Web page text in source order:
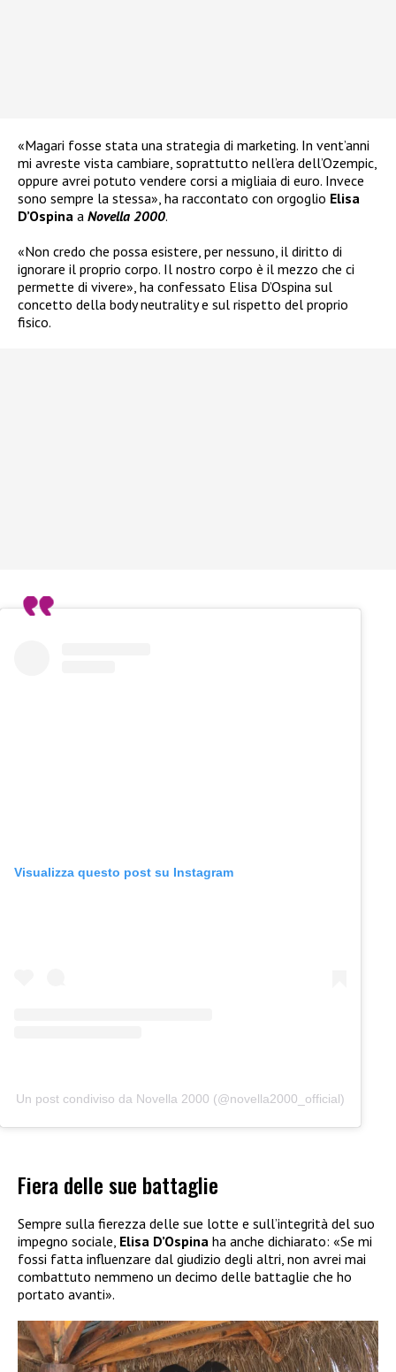
«Magari fosse stata una strategia di marketing. In vent’anni
mi avreste vista cambiare, soprattutto nell’era dell’Ozempic,
oppure avrei potuto vendere corsi a migliaia di euro. Invece
sono sempre la stessa», ha raccontato con orgoglio Elisa
D’Ospina a Novella 2000.
«Non credo che possa esistere, per nessuno, il diritto di
ignorare il proprio corpo. Il nostro corpo è il mezzo che ci
permette di vivere», ha confessato Elisa D’Ospina sul
concetto della body neutrality e sul rispetto del proprio
fisico.
Visualizza questo post su Instagram
Un post condiviso da Novella 2000 (@novella2000_official)
Fiera delle sue battaglie
Sempre sulla fierezza delle sue lotte e sull’integrità del suo
impegno sociale, Elisa D’Ospina ha anche dichiarato: «Se mi
fossi fatta influenzare dal giudizio degli altri, non avrei mai
combattuto nemmeno un decimo delle battaglie che ho
portato avanti».